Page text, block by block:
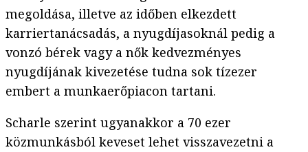
megoldása, illetve az időben elkezdett
karriertanácsadás, a nyugdíjasoknál pedig a
vonzó bérek vagy a nők kedvezményes
nyugdíjának kivezetése tudna sok tízezer
embert a munkaerőpiacon tartani.
Scharle szerint ugyanakkor a 70 ezer
közmunkásból keveset lehet visszavezetni a